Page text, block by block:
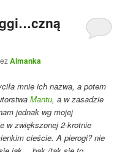
Almanka
mnie ich nazwa, a potem
Mantu, a w zasadzie
jednak wg mojej
w zwiększonej 2-krotnie
cieście. A pierogi? nie